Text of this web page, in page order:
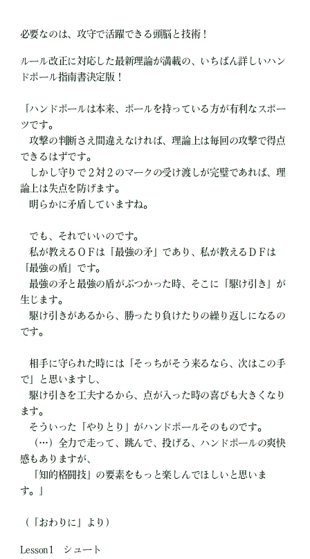
必要なのは、攻守で活躍できる頭脳と技術！
ルール改正に対応した最新理論が満載の、いちばん詳しいハン
ドボール指南書決定版！
「ハンドボールは本来、ボールを持っている方が有利なスポー
ツです。
攻撃の判断さえ間違えなければ、理論上は毎回の攻撃で得点
できるはずです。
しかし守りで２対２のマークの受け渡しが完璧であれば、理
論上は失点を防げます。
明らかに矛盾していますね。
でも、それでいいのです。
私が教えるＯＦは「最強の矛」であり、私が教えるＤＦは
「最強の盾」です。
最強の矛と最強の盾がぶつかった時、そこに「駆け引き」が
生じます。
駆け引きがあるから、勝ったり負けたりの繰り返しになるの
です。
相手に守られた時には「そっちがそう来るなら、次はこの手
で」と思いますし、
駆け引きを工夫するから、点が入った時の喜びも大きくなり
ます。
そういった「やりとり」がハンドボールそのものです。
（…）全力で走って、跳んで、投げる、ハンドボールの爽快
感もありますが、
「知的格闘技」の要素をもっと楽しんでほしいと思いま
す。」
（「おわりに」より）
Lesson1 シュート